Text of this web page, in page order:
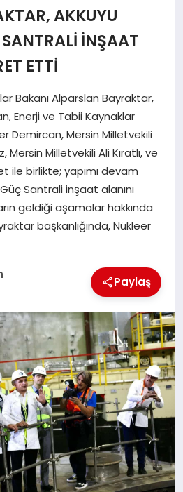
AKKUYU
İNŞAAT
ETTİ
Bakanı Alparslan Bayraktar,
Enerji ve Tabii Kaynaklar
Demircan, Mersin Milletvekili
Milletvekili Ali Kıratlı, ve
ile birlikte; yapımı devam
Santrali inşaat alanını
geldiği aşamalar hakkında
başkanlığında, Nükleer
Paylaş